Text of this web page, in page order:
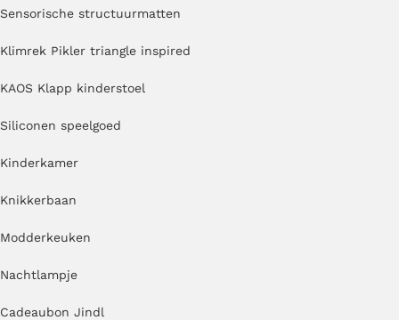
Sensorische structuurmatten
Klimrek Pikler triangle inspired
KAOS Klapp kinderstoel
Siliconen speelgoed
Kinderkamer
Knikkerbaan
Modderkeuken
Nachtlampje
Cadeaubon Jindl